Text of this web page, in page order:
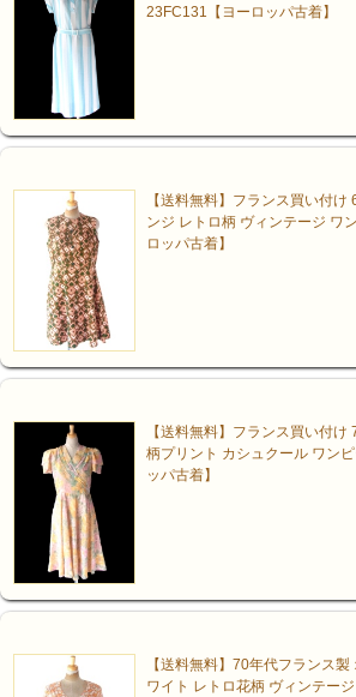
23FC131【ヨーロッパ古着】
【送料無料】フランス買い付
ンジ レトロ柄 ヴィンテージ ワ
ロッパ古着】
【送料無料】フランス買い付
柄プリント カシュクール ワン
ッパ古着】
【送料無料】70年代フランス
ワイト レトロ花柄 ヴィンテー